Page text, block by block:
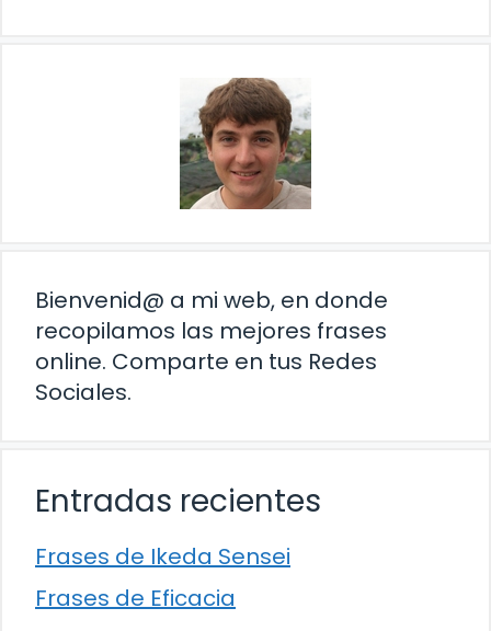
Bienvenid@ a mi web, en donde
recopilamos las mejores frases
online. Comparte en tus Redes
Sociales.
Entradas recientes
Frases de Ikeda Sensei
Frases de Eficacia